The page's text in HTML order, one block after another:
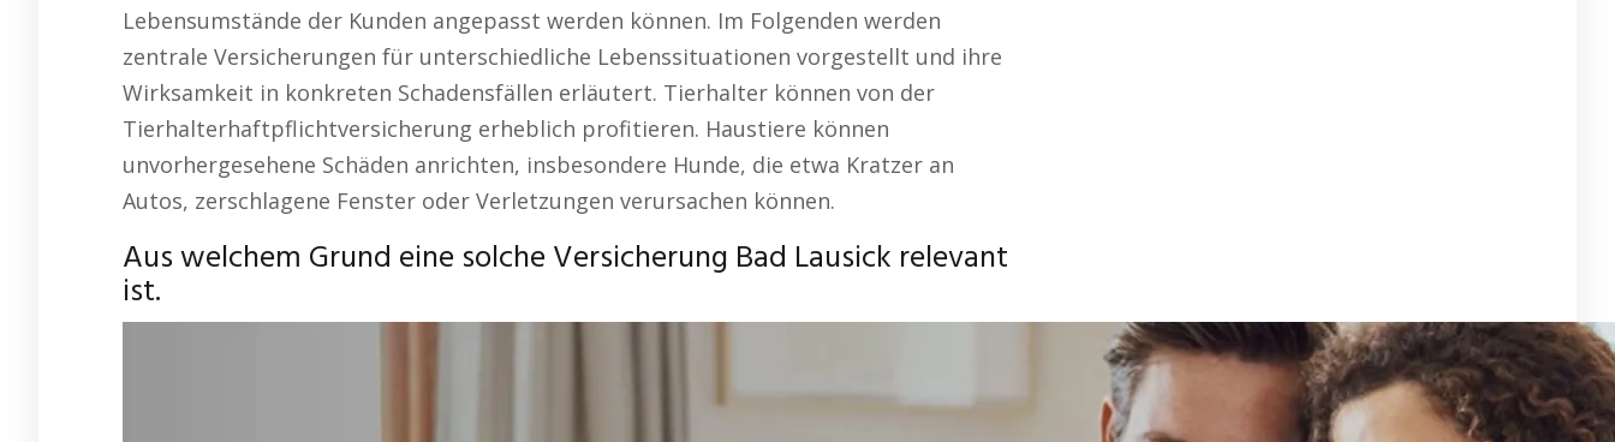
Lebensumstände der Kunden angepasst werden können. Im Folgenden werden
zentrale Versicherungen für unterschiedliche Lebenssituationen vorgestellt und ihre
Wirksamkeit in konkreten Schadensfällen erläutert. Tierhalter können von der
Tierhalterhaftpflichtversicherung erheblich profitieren. Haustiere können
unvorhergesehene Schäden anrichten, insbesondere Hunde, die etwa Kratzer an
Autos, zerschlagene Fenster oder Verletzungen verursachen können.
Aus welchem Grund eine solche Versicherung Bad Lausick relevant
ist.